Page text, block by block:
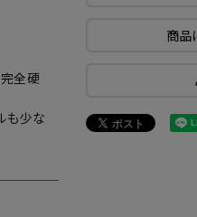
全硬
も少な
商品